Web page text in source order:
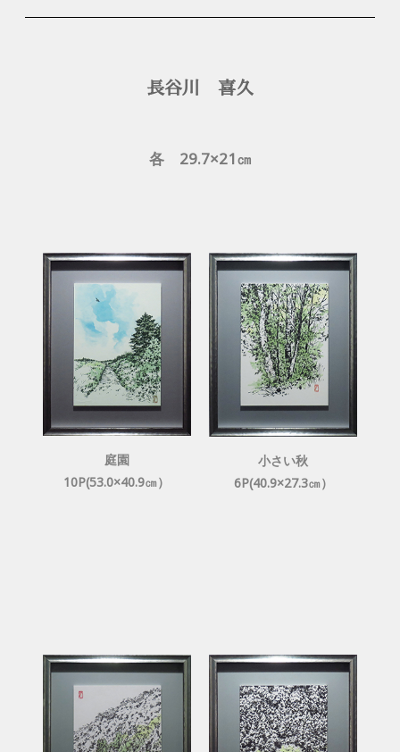
長谷川 喜久
各 29.7×21㎝
庭園
10P(53.0×40.9㎝）
小さい秋
6P(40.9×27.3㎝）